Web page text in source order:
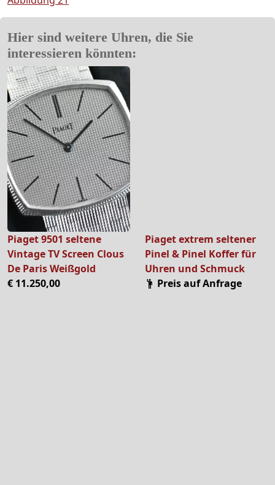
Hier sind weitere Uhren, die Sie
interessieren könnten:
Piaget 9501 seltene
Vintage TV Screen Clous
De Paris Weißgold
€ 11.250,00
Piaget extrem seltener
Pinel & Pinel Koffer für
Uhren und Schmuck
Preis auf Anfrage